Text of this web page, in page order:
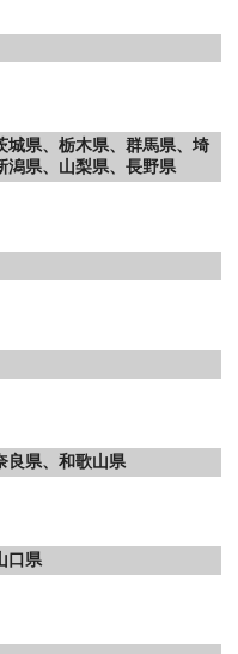
城県、栃木県、群馬県、埼
潟県、山梨県、長野県
良県、和歌山県
口県